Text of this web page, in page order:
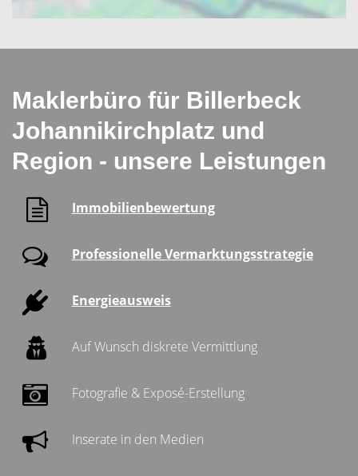
Maklerbüro für Billerbeck
Johannikirchplatz und
Region - unsere Leistungen
Immobilienbewertung
Professionelle Vermarktungsstrategie
Energieausweis
Auf Wunsch diskrete Vermittlung
Fotografie & Exposé-Erstellung
Inserate in den Medien